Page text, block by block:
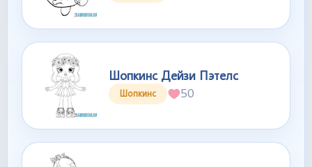
Шопкинс Дейзи Пэтелс
Шопкинс 50